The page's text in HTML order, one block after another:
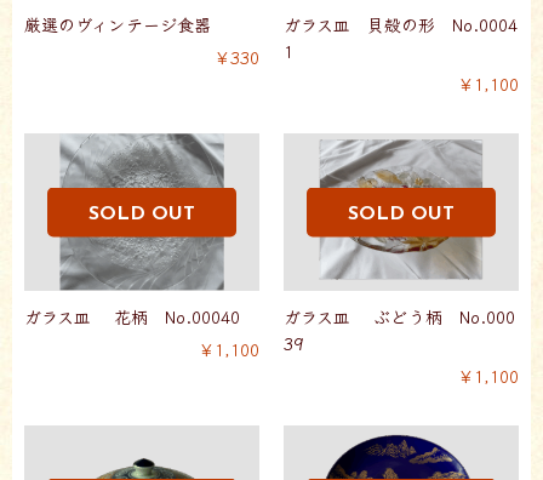
厳選のヴィンテージ食器
￥330
ガラス皿 貝殻の形 No.0004
1
￥1,100
ガラス皿 花柄 No.00040
￥1,100
ガラス皿 ぶどう柄 No.000
39
￥1,100